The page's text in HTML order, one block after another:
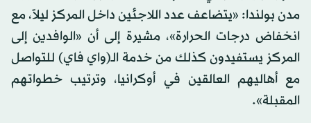
مدن بولندا: «يتضاعف عدد اللاجئين داخل المركز ليلاً، مع
انخفاض درجات الحرارة»، مشيرة إلى أن «الوافدين إلى
المركز يستفيدون كذلك من خدمة الـ(واي فاي) للتواصل
مع أهاليهم العالقين في أوكرانيا، وترتيب خطواتهم
المقبلة».